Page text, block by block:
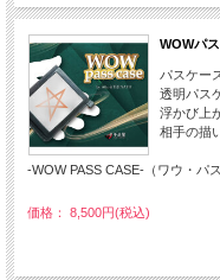
WOWパ
パスケー
透明パス
浮かび上
相手の描
-WOW PASS CASE-（ワウ・パ
価格： 8,500円(税込)